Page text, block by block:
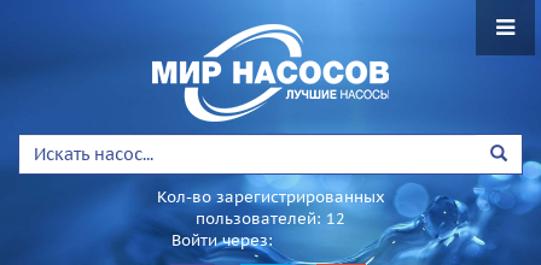
Кол-во зарегистрированных
пользователей: 12
Войти через: